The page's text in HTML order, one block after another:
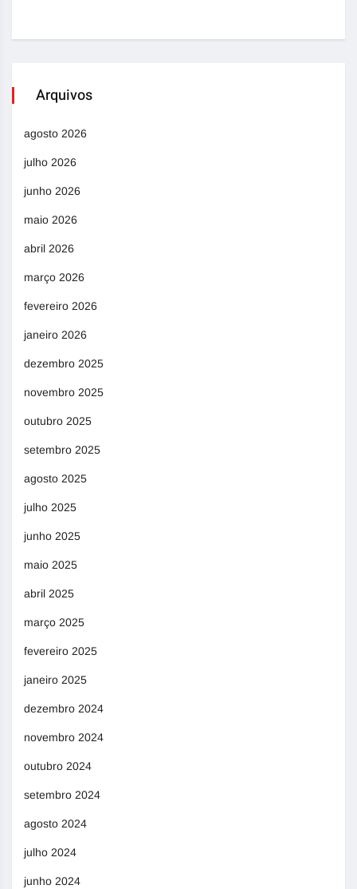
Arquivos
agosto 2026
julho 2026
junho 2026
maio 2026
abril 2026
março 2026
fevereiro 2026
janeiro 2026
dezembro 2025
novembro 2025
outubro 2025
setembro 2025
agosto 2025
julho 2025
junho 2025
maio 2025
abril 2025
março 2025
fevereiro 2025
janeiro 2025
dezembro 2024
novembro 2024
outubro 2024
setembro 2024
agosto 2024
julho 2024
junho 2024